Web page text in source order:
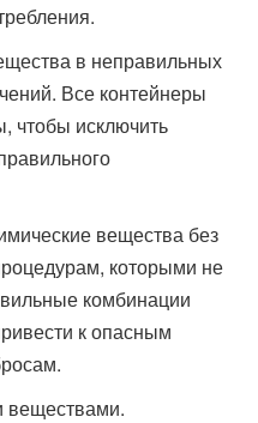
в неправильных
Все контейнеры
чтобы исключить
вещества без
которыми не
комбинации
к опасным
веществами.